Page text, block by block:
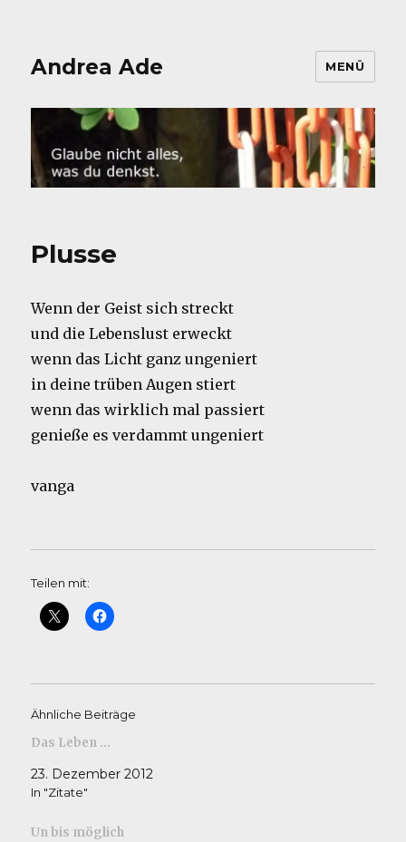
Andrea Ade MENÜ
Plusse
Wenn der Geist sich streckt
und die Lebenslust erweckt
wenn das Licht ganz ungeniert
in deine trüben Augen stiert
wenn das wirklich mal passiert
genieße es verdammt ungeniert
vanga
Teilen mit:
Ähnliche Beiträge
Das Leben …
23. Dezember 2012
In "Zitate"
Un bis möglich